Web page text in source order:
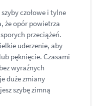
czołowe i tylne
że opór powietrza
przeciążeń.
uderzenie, aby
pęknięcie. Czasami
wyraźnych
duże zmiany
szybę zimną